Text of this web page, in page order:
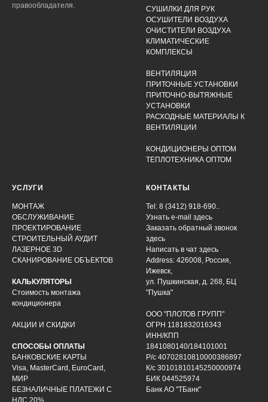
правообладателя.
СУШИЛКИ ДЛЯ РУК
ОСУШИТЕЛИ ВОЗДУХА
ОЧИСТИТЕЛИ ВОЗДУХА
КЛИМАТИЧЕСКИЕ
КОМПЛЕКСЫ
ВЕНТИЛЯЦИЯ
ПРИТОЧНЫЕ УСТАНОВКИ
ПРИТОЧНО-ВЫТЯЖНЫЕ
УСТАНОВКИ
РАСХОДНЫЕ МАТЕРИАЛЫ К
ВЕНТИЛЯЦИИ
КОНДИЦИОНЕРЫ ОПТОМ
ТЕПЛОТЕХНИКА ОПТОМ
УСЛУГИ
МОНТАЖ
ОБСЛУЖИВАНИЕ
ПРОЕКТИРОВАНИЕ
СТРОИТЕЛЬНЫЙ АУДИТ
ЛАЗЕРНОЕ 3D
СКАНИРОВАНИЕ ОБЪЕКТОВ
КАЛЬКУЛЯТОРЫ
Стоимость монтажа
кондиционера
АКЦИИ И СКИДКИ
СПОСОБЫ ОПЛАТЫ
БАНКОВСКИЕ КАРТЫ
Visa, MasterCard, EuroCard,
МИР
БЕЗНАЛИЧНЫЕ ПЛАТЕЖИ С
НДС 20%
КОНТАКТЫ
Tel: 8 (3412) 918-690..
Узнать e-mail здесь
Заказать обратный звонок
здесь
Написать в чат здесь
Address: 426008, Россия,
Ижевск,
ул. Пушкинская, д. 268, БЦ
"Пушка"
ООО "ПЛОТОВ ГРУПП"
ОГРН 1181832016343
ИНН/КПП
1841080140/184101001
Р/с 40702810810000386897
К/с 30101810145250000974
БИК 044525974
Банк АО "ТБанк"